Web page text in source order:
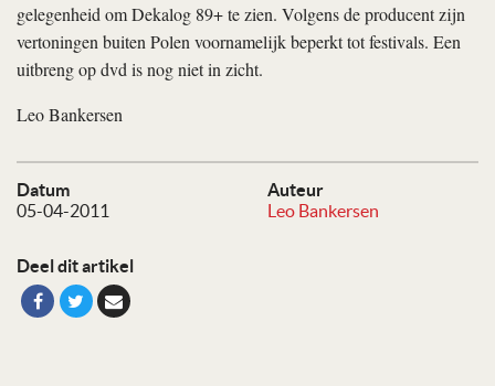
Datum
05-04-2011
Auteur
Leo Bankersen
Deel dit artikel
gelegenheid om Dekalog 89+ te zien. Volgens de producent zijn
vertoningen buiten Polen voornamelijk beperkt tot festivals. Een
uitbreng op dvd is nog niet in zicht.
Leo Bankersen